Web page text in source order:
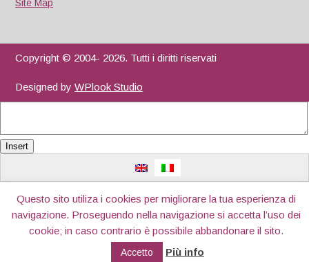
Site Map
Copyright © 2004- 2026. Tutti i diritti riservati
Designed byWPlook Studio
Questo sito utiliza i cookies per migliorare la tua esperienza di
navigazione. Proseguendo nella navigazione si accetta l’uso dei
cookie; in caso contrario è possibile abbandonare il sito.
Accetto Più info
Insert